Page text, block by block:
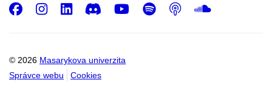
© 2026 Masarykova univerzita
Správce webu
Cookies
Facebook
Instagram
LinkedIn
DiscordYoutube
Spotify
Podcast